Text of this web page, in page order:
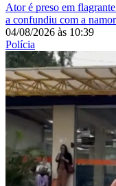
Ator é preso em
a confundiu com a
04/08/2026 às 10:39
Polícia